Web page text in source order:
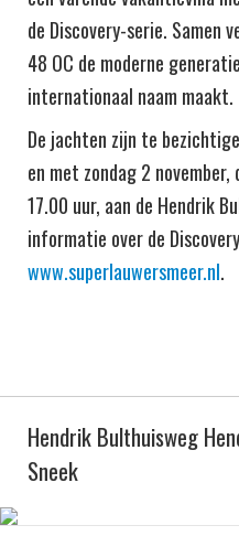
de Discovery-serie. Samen
48 OC de moderne
internationaal naam maakt.
De jachten zijn te
en met zondag 2
17.00 uur, aan de Hendrik
informatie over de
www.superlauwersmeer.nl.
Hendrik Bulthuisweg
Sneek